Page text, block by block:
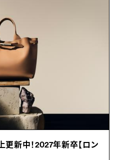
新中！2027年新卒【ロン